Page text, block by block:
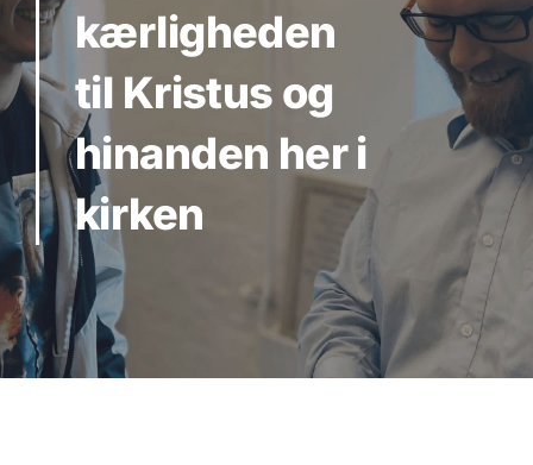
kærligheden
til Kristus og
hinanden her i
kirken